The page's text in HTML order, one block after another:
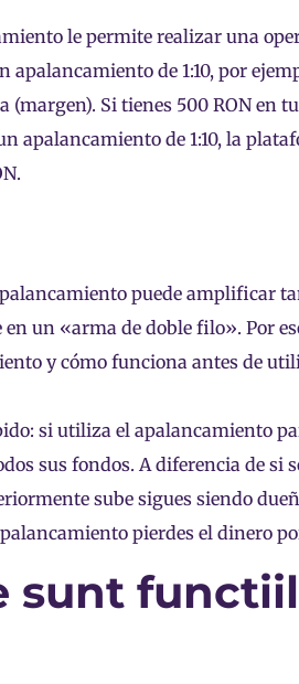
le permite realizar una
apalancamiento de 1:10, por
(margen). Si tienes 500 RON en
apalancamiento de 1:10, la
puede amplificar
un «arma de doble filo». Por
y cómo funciona antes de
si utiliza el apalancamiento
sus fondos. A diferencia de si
sube sigues siendo
pierdes el dinero
sunt